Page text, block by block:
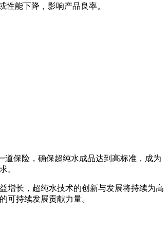
能下降，影响产品良率。
保险，确保超纯水成品达到高标准，成为
。
长，超纯水技术的创新与发展将持续为高
可持续发展贡献力量。